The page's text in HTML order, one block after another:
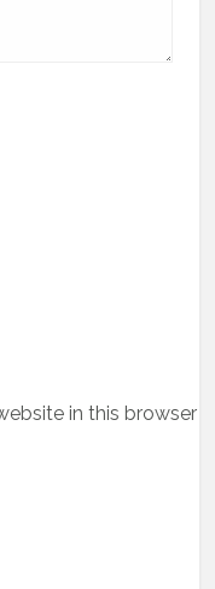
in this browser